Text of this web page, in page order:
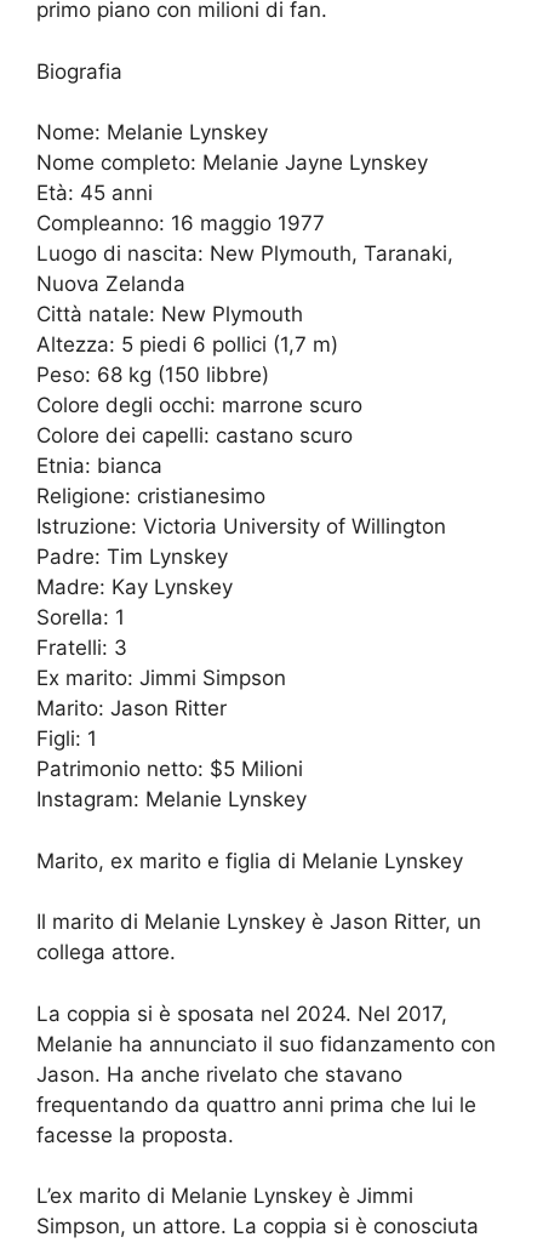
primo piano con milioni di fan.
Biografia
Nome: Melanie Lynskey
Nome completo: Melanie Jayne Lynskey
Età: 45 anni
Compleanno: 16 maggio 1977
Luogo di nascita: New Plymouth, Taranaki,
Nuova Zelanda
Città natale: New Plymouth
Altezza: 5 piedi 6 pollici (1,7 m)
Peso: 68 kg (150 libbre)
Colore degli occhi: marrone scuro
Colore dei capelli: castano scuro
Etnia: bianca
Religione: cristianesimo
Istruzione: Victoria University of Willington
Padre: Tim Lynskey
Madre: Kay Lynskey
Sorella: 1
Fratelli: 3
Ex marito: Jimmi Simpson
Marito: Jason Ritter
Figli: 1
Patrimonio netto: $5 Milioni
Instagram: Melanie Lynskey
Marito, ex marito e figlia di Melanie Lynskey
Il marito di Melanie Lynskey è Jason Ritter, un
collega attore.
La coppia si è sposata nel 2024. Nel 2017,
Melanie ha annunciato il suo fidanzamento con
Jason. Ha anche rivelato che stavano
frequentando da quattro anni prima che lui le
facesse la proposta.
L’ex marito di Melanie Lynskey è Jimmi
Simpson, un attore. La coppia si è conosciuta